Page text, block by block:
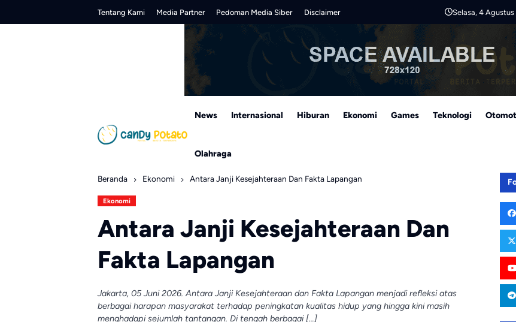
Tentang Kami Media Partner Pedoman Media Siber Disclaimer Selasa, 4 Agustus
News Internasional Hiburan Ekonomi Games Teknologi
Olahraga
Beranda Ekonomi Antara Janji Kesejahteraan Dan Fakta Lapangan
Ekonomi
Antara Janji Kesejahteraan Dan
Fakta Lapangan
Jakarta, 05 Juni 2026. Antara Janji Kesejahteraan dan Fakta Lapangan menjadi refleksi atas
berbagai harapan masyarakat terhadap peningkatan kualitas hidup yang hingga kini masih
menghadapi sejumlah tantangan. Di tengah berbagai […]